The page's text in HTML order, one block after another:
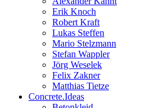
Erik Knoch
Robert Kraft
Lukas Steffen
Mario Stelzmann
Stefan Wappler
Jörg Weselek
Felix Zakner
Matthias Tietze
Concrete.Ideas